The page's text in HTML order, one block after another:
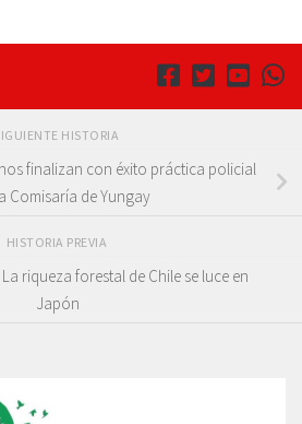
HISTORIA
finalizan con éxito práctica policial
Comisaría de Yungay
HISTORIA PREVIA
riqueza forestal de Chile se luce en
Japón